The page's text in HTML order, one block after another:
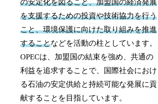
の安定化を図ること、加盟国の経済発展
を支援するための投資や技術協力を行う
こと、環境保護に向けた取り組みを推進
することなどを活動の柱としています。
OPECは、加盟国の結束を強め、共通の
利益を追求することで、国際社会におけ
る石油の安定供給と持続可能な発展に貢
献することを目指しています。